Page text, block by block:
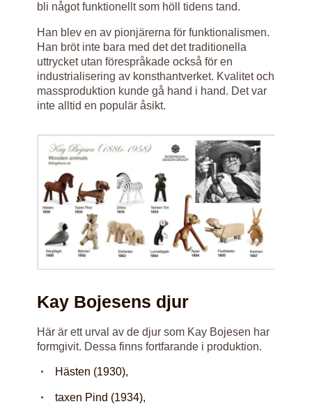
bli något funktionellt som höll tidens tand.
Han blev en av pionjärerna för funktionalismen.
Han bröt inte bara med det det traditionella
uttrycket utan förespråkade också för en
industrialisering av konsthantverket. Kvalitet och
massproduktion kunde gå hand i hand. Det var
inte alltid en populär åsikt.
Kay Bojesens djur
Här är ett urval av de djur som Kay Bojesen har
formgivit. Dessa finns fortfarande i produktion.
Hästen (1930),
taxen Pind (1934),